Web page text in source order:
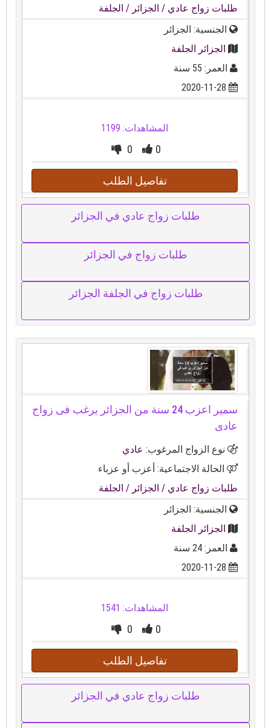
طلبات زواج عادي/ الجزائر / الجلفة
الجنسية: الجزائر
الجزائر الجلفة
العمر: 55 سنة
2020-11-28
المشاهدات: 1199
0
0
تفاصيل الطلب
طلبات زواج عادي في الجزائر
طلبات زواج في الجزائر
طلبات زواج في الجلفة الجزائر
سمير اعزب 24 سنة من الجزائر يرغب فى زواج
عادى
نوع الزواج المرغوب:عادي
الحالة الاجتماعية: أعزب أو عزباء
طلبات زواج عادي/ الجزائر / الجلفة
الجنسية: الجزائر
الجزائر الجلفة
العمر: 24 سنة
2020-11-28
المشاهدات: 1541
0
0
تفاصيل الطلب
طلبات زواج عادي في الجزائر